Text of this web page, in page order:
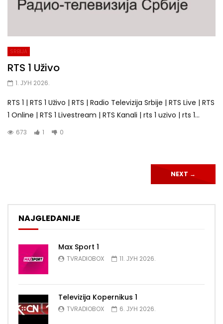
SRBIJA
RTS 1 Uživo
1. ЈУН 2026.
RTS 1 | RTS 1 Uživo | RTS | Radio Televizija Srbije | RTS Live | RTS
1 Online | RTS 1 Livestream | RTS Kanali | rts 1 uzivo | rts 1...
673 1 0
NEXT →
NAJGLEDANIJE
Max Sport 1
TVRADIOBOX 11. ЈУН 2026.
Televizija Kopernikus 1
TVRADIOBOX 6. ЈУН 2026.